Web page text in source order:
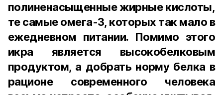
полиненасыщенные жирные кислоты,
те самые омега-3, которых так мало в
ежедневном питании. Помимо этого
икра является высокобелковым
продуктом, а добрать норму белка в
рационе современного человека